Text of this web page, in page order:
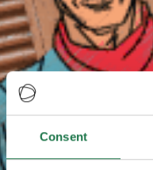
Consent